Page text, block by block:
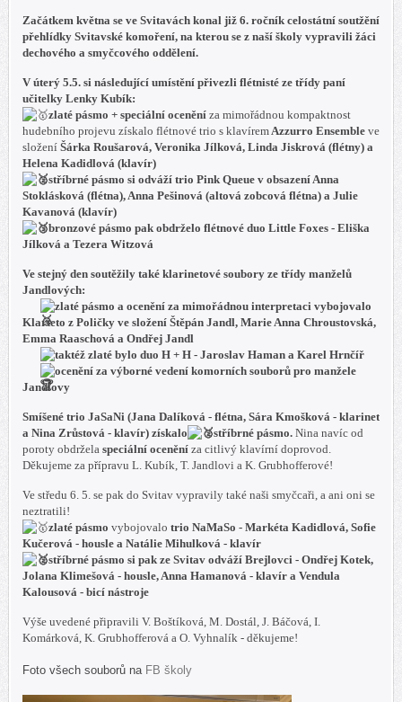
Začátkem května se ve Svitavách konal již 6. ročník celostátní soutžění
přehlídky Svitavské komoření, na kterou se z naší školy vypravili žáci
dechového a smyčcového oddělení.
V úterý 5.5. si následující umístění přivezli flétnisté ze třídy paní
učitelky Lenky Kubík:
zlaté pásmo + speciální ocenění za mimořádnou kompaktnost
hudebního projevu získalo flétnové trio s klavírem Azzurro Ensemble ve
složení Šárka Roušarová, Veronika Jílková, Linda Jiskrová (flétny) a
Helena Kadidlová (klavír)
stříbrné pásmo si odváží trio Pink Queue v obsazení Anna
Stoklásková (flétna), Anna Pešinová (altová zobcová flétna) a Julie
Kavanová (klavír)
bronzové pásmo pak obdrželo flétnové duo Little Foxes - Eliška
Jílková a Tezera Witzová
Ve stejný den soutěžily také klarinetové soubory ze třídy manželů
Jandlových:
zlaté pásmo a ocenění za mimořádnou interpretaci vybojovalo
Klarteto z Poličky ve složení Štěpán Jandl, Marie Anna Chroustovská,
Emma Raaschová a Ondřej Jandl
taktéž zlaté bylo duo H + H - Jaroslav Haman a Karel Hrnčíř
ocenění za výborné vedení komorních souborů pro manžele
Jandlovy
Smíšené trio JaSaNi (Jana Dalíková - flétna, Sára Kmošková - klarinet
a Nina Zrůstová - klavír) získalo
stříbrné pásmo. Nina navíc od
poroty obdržela speciální ocenění za citlivý klavírní doprovod.
Děkujeme za přípravu L. Kubík, T. Jandlovi a K. Grubhofferové!
Ve středu 6. 5. se pak do Svitav vypravily také naši smyčcaři, a ani oni se
neztratili!
zlaté pásmo vybojovalo trio NaMaSo - Markéta Kadidlová, Sofie
Kučerová - housle a Natálie Mihulková - klavír
stříbrné pásmo si pak ze Svitav odváží Brejlovci - Ondřej Kotek,
Jolana Klimešová - housle, Anna Hamanová - klavír a Vendula
Kalousová - bicí nástroje
Výše uvedené připravili V. Boštíková, M. Dostál, J. Báčová, I.
Komárková, K. Grubhofferová a O. Vyhnalík - děkujeme!
Foto všech souborů na FB školy